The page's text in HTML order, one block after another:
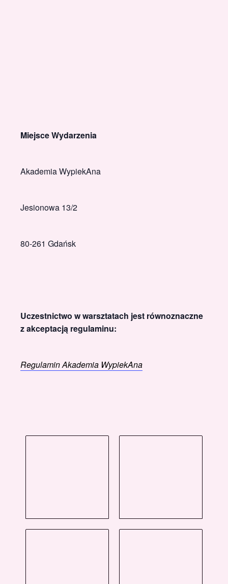
Miejsce Wydarzenia
Akademia WypiekAna
Jesionowa 13/2
80-261 Gdańsk
Uczestnictwo w warsztatach jest równoznaczne
z akceptacją regulaminu:
Regulamin Akademia WypiekAna